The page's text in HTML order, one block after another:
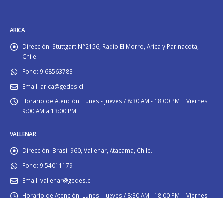
ARICA
Dirección: Stuttgart N°2156, Radio El Morro, Arica y Parinacota,
Chile.
Fono: 9 68563783
Email: arica@gedes.cl
Horario de Atención: Lunes - jueves / 8:30 AM - 18:00 PM | Viernes
9:00 AM a 13:00 PM
VALLENAR
Dirección: Brasil 960, Vallenar, Atacama, Chile.
Fono: 9 54011179
Email: vallenar@gedes.cl
Horario de Atención: Lunes - jueves / 8:30 AM - 18:00 PM | Viernes